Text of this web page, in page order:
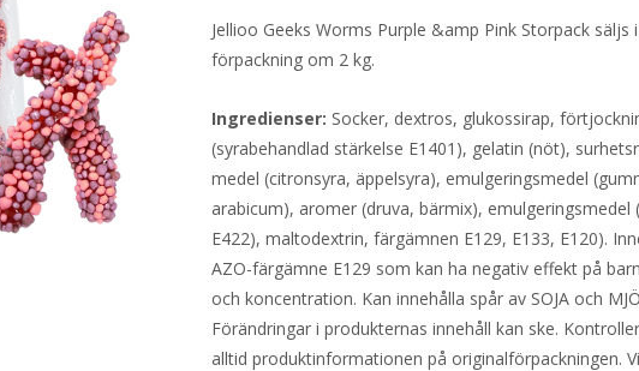
Jellioo Geeks Worms Purple &amp Pink Storpack säljs i
förpackning om 2 kg.
Ingredienser: Socker, dextros, glukossirap,
(syrabehandlad stärkelse E1401), gelatin (nöt),
medel (citronsyra, äppelsyra), emulgeringsmedel
arabicum), aromer (druva, bärmix), emulgeringsmedel
E422), maltodextrin, färgämnen E129, E133, E120).
AZO-färgämne E129 som kan ha negativ effekt på
och koncentration. Kan innehålla spår av SOJA och
Förändringar i produkternas innehåll kan ske.
alltid produktinformationen på originalförpackningen.